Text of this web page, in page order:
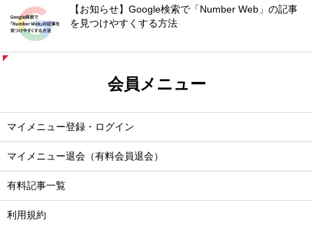
【お知らせ】Google検索で「Number Web」の記事
を見つけやすくする方法
会員メニュー
マイメニュー登録・ログイン
マイメニュー退会（有料会員退会）
有料記事一覧
利用規約